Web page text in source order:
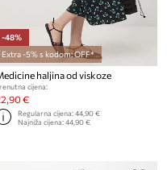
-48%
Extra -5% s kodom: OFF*
haljina od viskoze
cijena:
€
Regularna cijena:44,90 €
Najniža cijena:44,90 €